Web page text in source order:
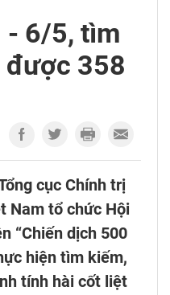
- 6/5, tìm
được 358
cục Chính trị
Nam tổ chức Hội
“Chiến dịch 500
hiện tìm kiếm,
tính hài cốt liệt